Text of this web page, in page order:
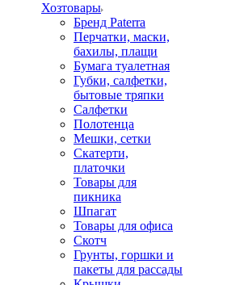
Хозтовары
Бренд Paterra
Перчатки, маски,
бахилы, плащи
Бумага туалетная
Губки, салфетки,
бытовые тряпки
Салфетки
Полотенца
Мешки, сетки
Скатерти,
платочки
Товары для
пикника
Шпагат
Товары для офиса
Скотч
Грунты, горшки и
пакеты для рассады